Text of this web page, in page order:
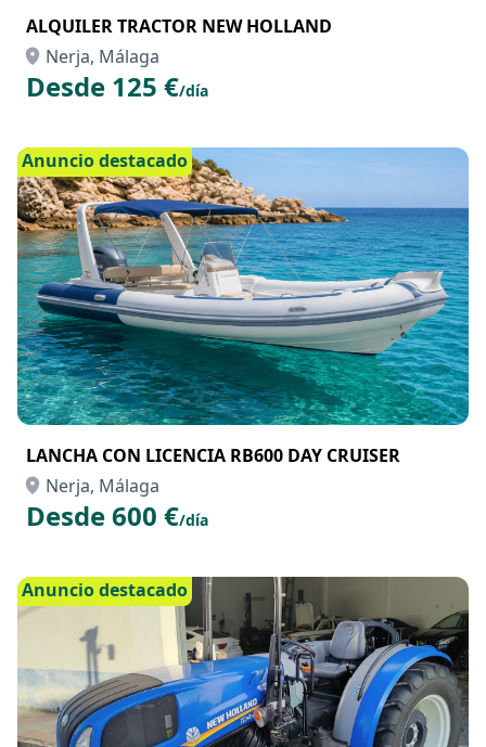
ALQUILER TRACTOR NEW HOLLAND
Nerja, Málaga
Desde 125 €/día
Anuncio destacado
LANCHA CON LICENCIA RB600 DAY CRUISER
Nerja, Málaga
Desde 600 €/día
Anuncio destacado